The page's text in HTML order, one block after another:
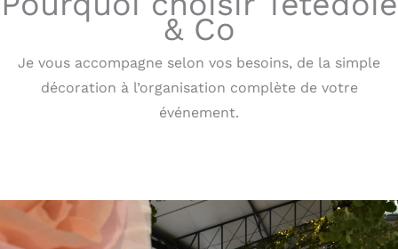
& Co
Je vous accompagne selon vos besoins, de la simple
décoration à l’organisation complète de votre
événement.